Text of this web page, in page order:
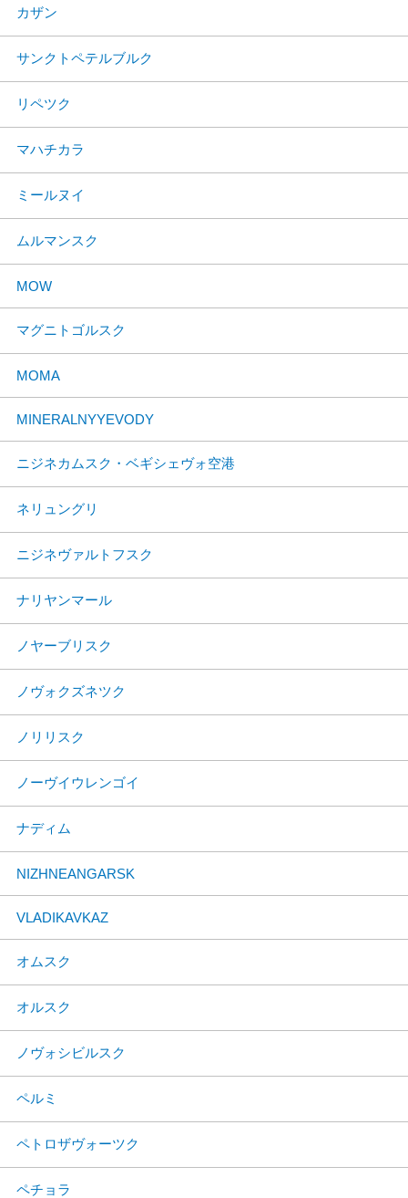
カザン
サンクトペテルブルク
リペツク
マハチカラ
ミールヌイ
ムルマンスク
MOW
マグニトゴルスク
MOMA
MINERALNYYEVODY
ニジネカムスク・ベギシェヴォ空港
ネリュングリ
ニジネヴァルトフスク
ナリヤンマール
ノヤーブリスク
ノヴォクズネツク
ノリリスク
ノーヴイウレンゴイ
ナディム
NIZHNEANGARSK
VLADIKAVKAZ
オムスク
オルスク
ノヴォシビルスク
ペルミ
ペトロザヴォーツク
ペチョラ